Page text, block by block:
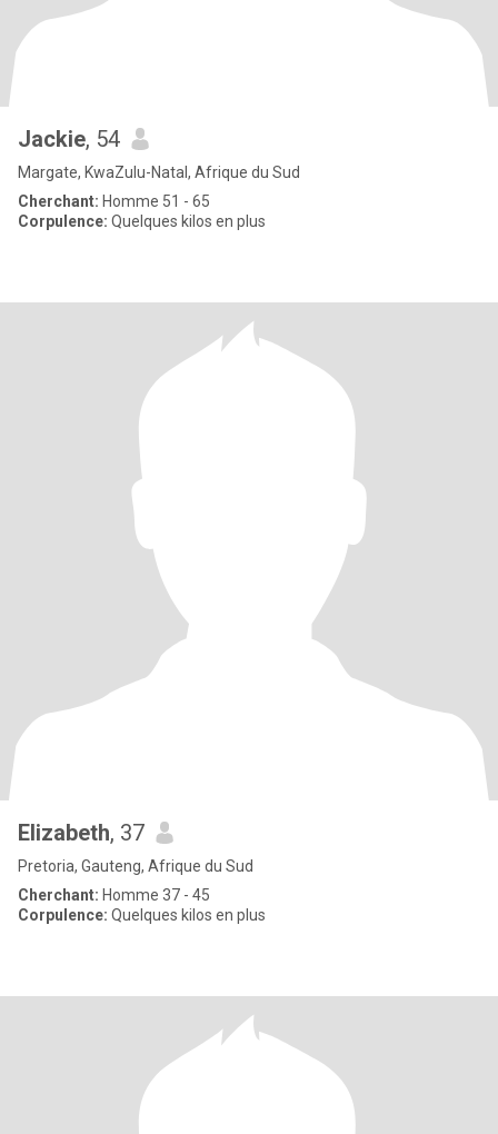
Jackie, 54
Margate, KwaZulu-Natal, Afrique du Sud
Cherchant: Homme 51 - 65
Corpulence: Quelques kilos en plus
Elizabeth, 37
Pretoria, Gauteng, Afrique du Sud
Cherchant: Homme 37 - 45
Corpulence: Quelques kilos en plus